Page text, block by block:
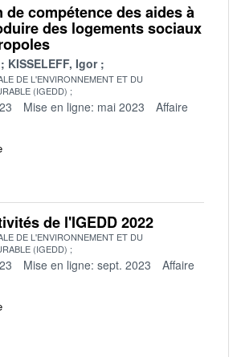
de compétence des aides à
des logements sociaux
KISSELEFF, Igor
DE L'ENVIRONNEMENT ET DU
(IGEDD)
Mise en ligne: mai 2023
Affaire
de l'IGEDD 2022
DE L'ENVIRONNEMENT ET DU
(IGEDD)
Mise en ligne: sept. 2023
Affaire